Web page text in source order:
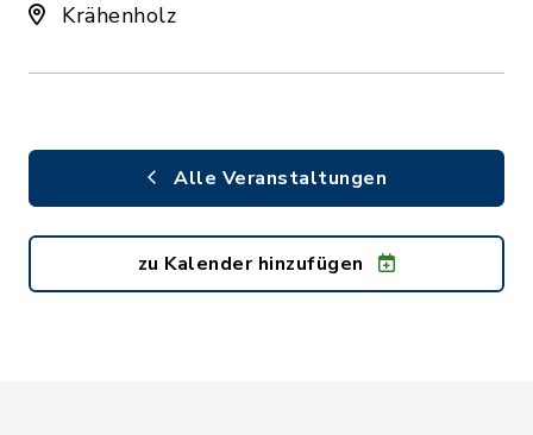
Krähenholz
Alle Veranstaltungen
zu Kalender hinzufügen